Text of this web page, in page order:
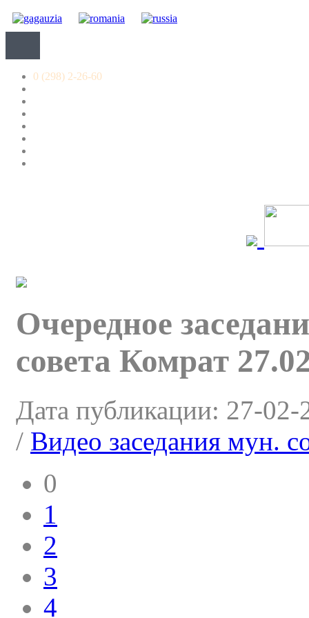
0 (298) 2-26-60
Очередное
совета Комрат
Дата публикации: 27-02-
/ Видео заседания мун.
0
1
2
3
4